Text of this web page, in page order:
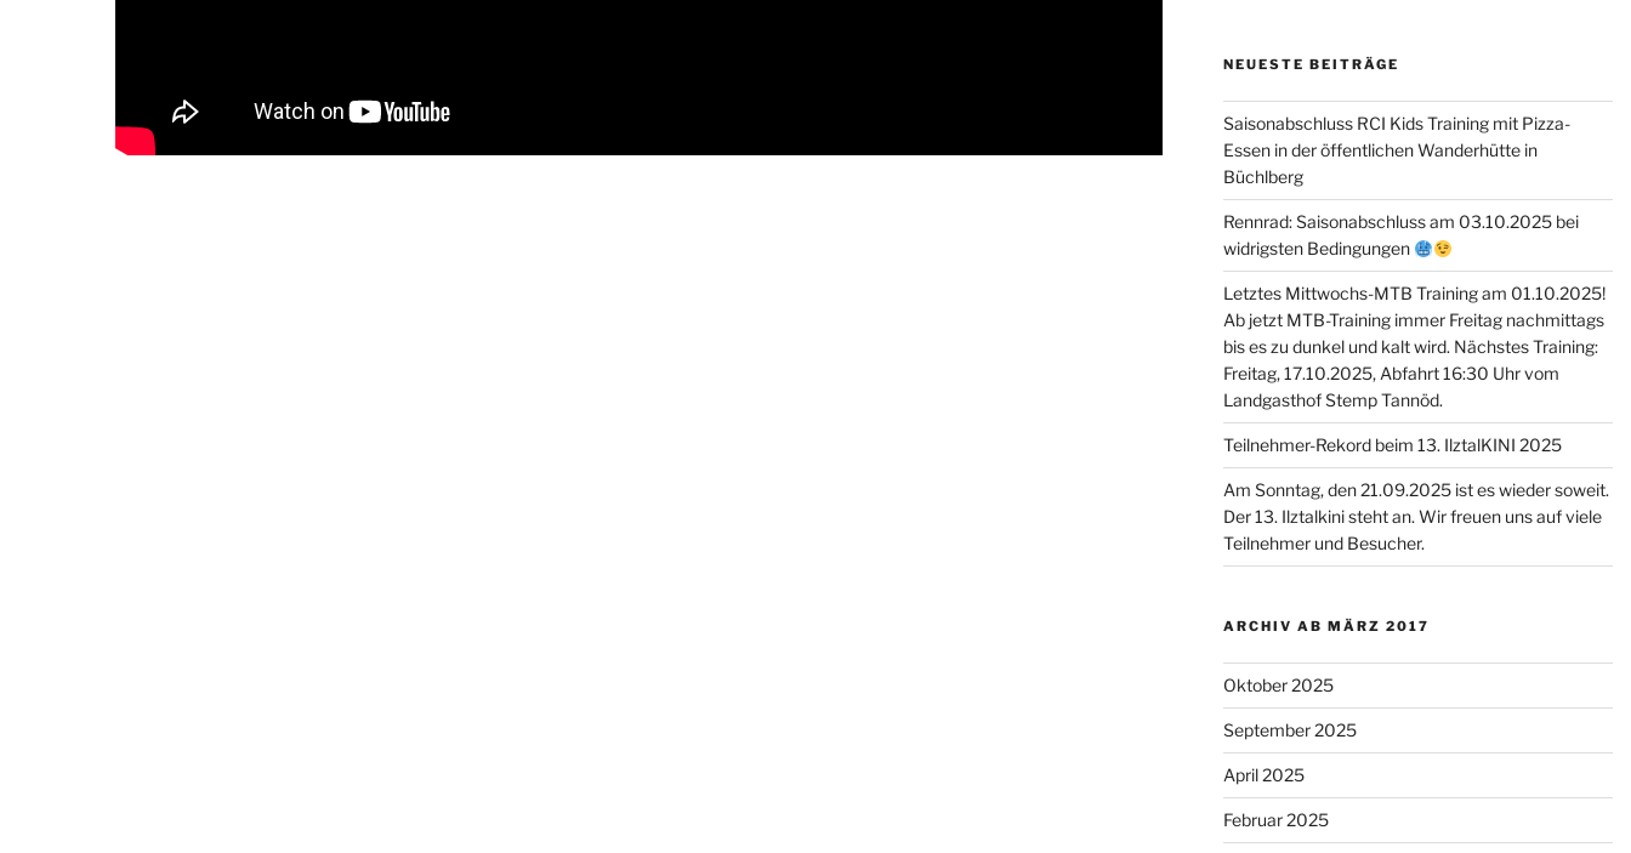
NEUESTE BEITRÄGE
Saisonabschluss RCI Kids Training mit Pizza-
Essen in der öffentlichen Wanderhütte in
Büchlberg
Rennrad: Saisonabschluss am 03.10.2025 bei
widrigsten Bedingungen
Letztes Mittwochs-MTB Training am 01.10.2025!
Ab jetzt MTB-Training immer Freitag nachmittags
bis es zu dunkel und kalt wird. Nächstes Training:
Freitag, 17.10.2025, Abfahrt 16:30 Uhr vom
Landgasthof Stemp Tannöd.
Teilnehmer-Rekord beim 13. IlztalKINI 2025
Am Sonntag, den 21.09.2025 ist es wieder soweit.
Der 13. Ilztalkini steht an. Wir freuen uns auf viele
Teilnehmer und Besucher.
ARCHIV AB MÄRZ 2017
Oktober 2025
September 2025
April 2025
Februar 2025